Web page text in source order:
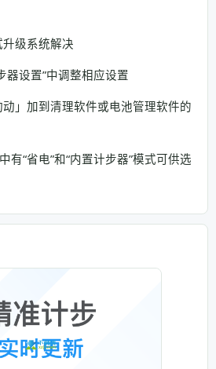
级系统解决
设置”中调整相应设置
」加到清理软件或电池管理软件的
有“省电”和“内置计步器”模式可供选